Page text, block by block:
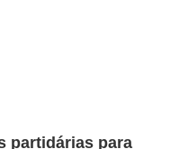
partidárias para